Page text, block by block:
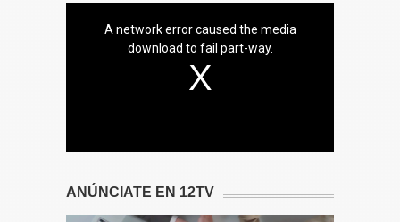
A network error caused the media
download to fail part-way.
ANÚNCIATE EN 12TV